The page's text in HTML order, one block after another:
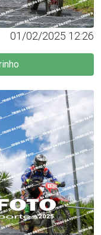
01/02/2025 12:26